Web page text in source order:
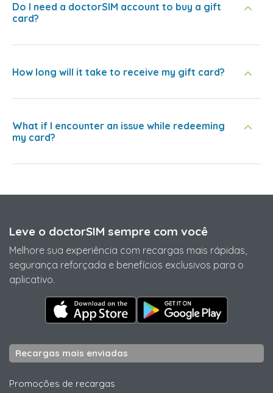
Do I need a doctorSIM account to buy a gift
card?
How long will it take to receive my gift card?
What if I encounter an issue while redeeming
my card?
Leve o doctorSIM sempre com você
Melhore sua experiência com recargas mais rápidas,
segurança reforçada e benefícios exclusivos para o
aplicativo.
Recargas mais enviadas
Promoções de recargas